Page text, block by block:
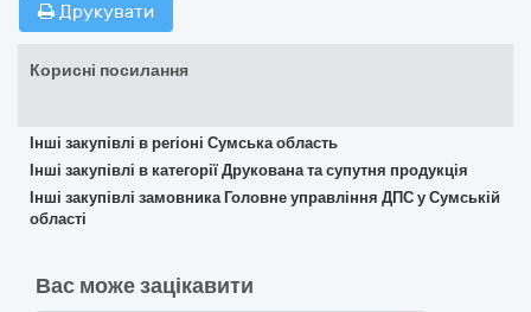
Друкувати
Корисні посилання
Інші закупівлі в регіоні Сумська область
Інші закупівлі в категорії Друкована та супутня продукція
Інші закупівлі замовника Головне управління ДПС у Сумській
області
Вас може зацікавити